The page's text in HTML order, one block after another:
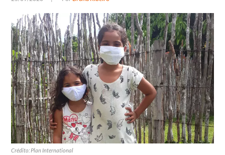
Crédito: Plan International